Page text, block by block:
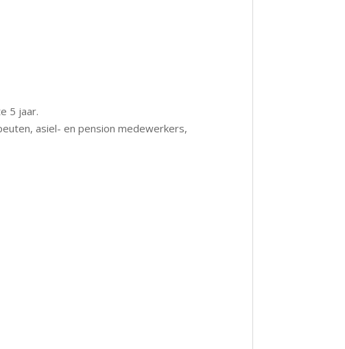
5 jaar.
asiel- en pension medewerkers,